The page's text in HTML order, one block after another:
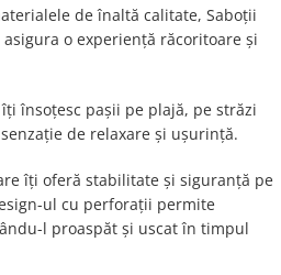
de înaltă calitate, Saboții
o experiență răcoritoare și
însoțesc pașii pe plajă, pe străzi
de relaxare și ușurință.
îți oferă stabilitate și siguranță pe
ul cu perforații permite
l proaspăt și uscat în timpul